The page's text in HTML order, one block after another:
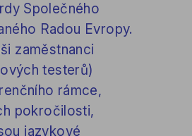
Společného
Radou Evropy.
zaměstnanci
testerů)
rámce,
pokročilosti,
jazykové